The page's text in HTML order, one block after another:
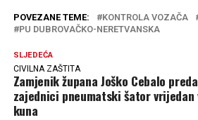
POVEZANE TEME: KONTROLA VOZAČA
PU DUBROVAČKO-NERETVANSKA
SLJEDEĆA
CIVILNA ZAŠTITA
Zamjenik župana Joško Cebalo
zajednici pneumatski šator vrijedan
kuna